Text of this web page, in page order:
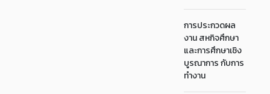
การประกวดผล
งาน สหกิจศึกษา
และการศึกษาเชิง
บูรณาการ กับการ
ทำงาน